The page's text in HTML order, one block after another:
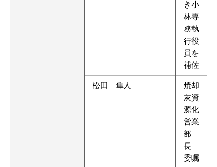
き小
林専
務執
行役
員を
補佐
松田 隼人
焼却
灰資
源化
営業
部
長
委嘱